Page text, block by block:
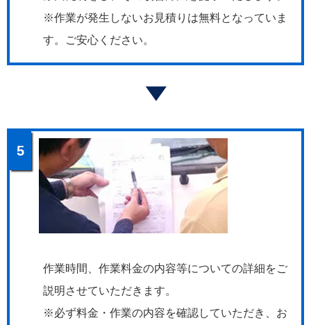
※作業が発生しないお見積りは無料となっていま
す。ご安心ください。
5
作業時間、作業料金の内容等についての詳細をご
説明させていただきます。
※必ず料金・作業の内容を確認していただき、お